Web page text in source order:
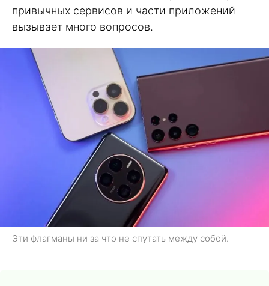
привычных сервисов и части приложений
вызывает много вопросов.
Эти флагманы ни за что не спутать между собой.